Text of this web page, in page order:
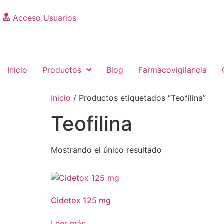
Acceso Usuarios
Inicio Productos Blog Farmacovigilancia
Inicio / Productos etiquetados “Teofilina”
Teofilina
Mostrando el único resultado
Cidetox 125 mg